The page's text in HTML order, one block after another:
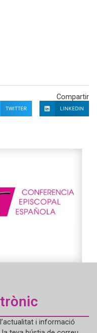
Compartir
TWITTER LINKEDIN
i informació